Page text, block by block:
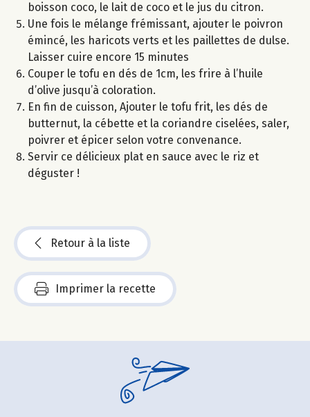
boisson coco, le lait de coco et le jus du citron.
Une fois le mélange frémissant, ajouter le poivron
émincé, les haricots verts et les paillettes de dulse.
Laisser cuire encore 15 minutes
Couper le tofu en dés de 1cm, les frire à l’huile
d’olive jusqu’à coloration.
En fin de cuisson, Ajouter le tofu frit, les dés de
butternut, la cébette et la coriandre ciselées, saler,
poivrer et épicer selon votre convenance.
Servir ce délicieux plat en sauce avec le riz et
déguster !
Retour à la liste
Imprimer la recette